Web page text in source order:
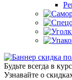
Будьте всегда в
Узнавайте о